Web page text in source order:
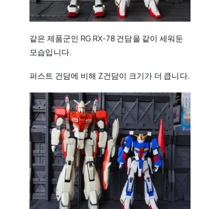
같은 제품군인 RG RX-78 건담을 같이 세워둔
모습입니다.
퍼스트 건담에 비해 Z건담이 크기가 더 큽니다.